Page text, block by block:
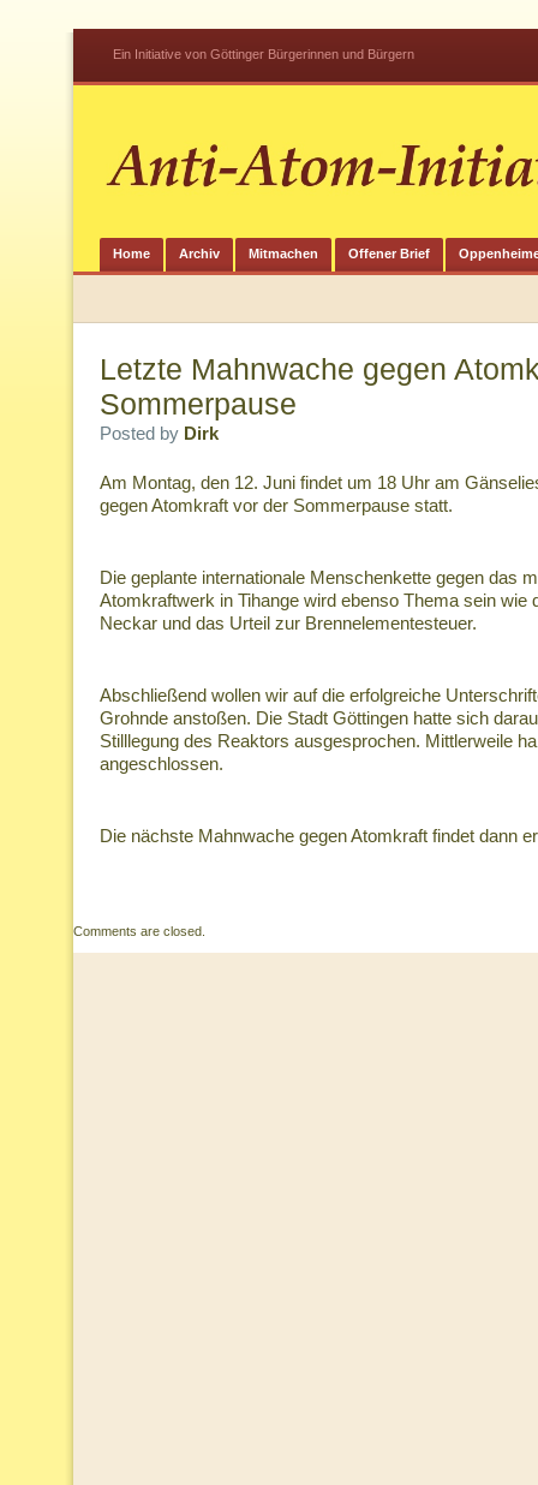
Ein Initiative von Göttinger Bürgerinnen und Bürgern
Home Archiv Mitmachen Offener Brief
Letzte Mahnwache gegen
Sommerpause
Posted by Dirk
Am Montag, den 12. Juni findet um 18 Uhr am
gegen Atomkraft vor der Sommerpause statt.
Die geplante internationale Menschenkette gegen das
Atomkraftwerk in Tihange wird ebenso Thema sein wie
Neckar und das Urteil zur Brennelementesteuer.
Abschließend wollen wir auf die erfolgreiche
Grohnde anstoßen. Die Stadt Göttingen hatte sich
Stilllegung des Reaktors ausgesprochen. Mittlerweile
angeschlossen.
Die nächste Mahnwache gegen Atomkraft findet dann
Comments are closed.